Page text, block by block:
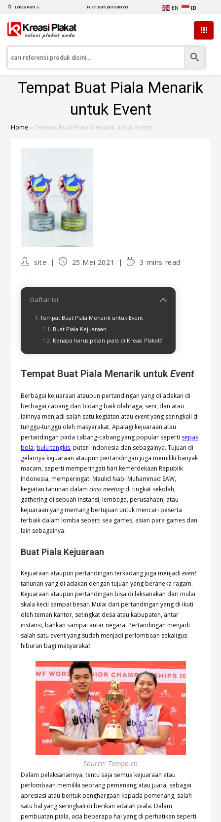
Lokasi Kami ↘ Pusat BantuanTestimoni EN ID
Tempat Buat Piala Menarik
untuk Event
Home »Tempat Buat Piala Menarik untuk Event
site 25 Mei 2021 3 mins read
Daftar Isi
Tempat Buat Piala Menarik untuk Event
Buat Piala Kejuaraan
Kenapa harus pesan piala di Kreasi Plakat?
Tempat Buat Piala Menarik untukEvent
Berbagai kejuaraan ataupun pertandingan yang di adakan di
berbagai cabang dan bidang baik olahraga, seni, dan atau
lainnya menjadi salah satu kegiatan ataueventyang seringkali di
tunggu-tunggu oleh masyarakat. Apalagi kejuaraan atau
pertandingan pada cabang-cabang yang popular seperti sepak
bola,bulu tangkis, puteri Indonesia dan sebagainya. Tujuan di
gelarnya kejuaraan ataupun pertandingan juga memiliki banyak
macam, seperti memperingati hari kemerdekaan Republik
Indonesia, memperingati Maulid Nabi Muhammad SAW,
kegiatan tahunan dalamclass meetingdi tingkat sekolah,
gathering di sebuah instansi, lembaga, perusahaan, atau
kejuaraan yang memang bertujuan untuk mencari peserta
terbaik dalam lomba seperti sea games, asian para games dan
lain sebagainya.
Buat Piala Kejuaraan
Kejuaraan ataupun pertandingan terkadang juga menjadievent
tahunan yang di adakan dengan tujuan yang beraneka ragam.
Kejuaraan ataupun pertandingan bisa di laksanakan dari mulai
skala kecil sampai besar. Mulai dari pertandingan yang di ikuti
oleh teman kantor, setingkat desa atau kabupaten, antar
instansi, bahkan sampai antar negara. Pertandingan menjadi
salah satu event yang sudah menjadi perlombaan sekaligus
hiburan bagi masyarakat.
Source: Tempo.co
Dalam pelaksanannya, tentu saja semua kejuaraan atau
perlombaan memiliki seorang pemenang atau juara, sebagai
apresiasi atau bentuk penghargaan kepada pemenang, salah
satu hal yang seringkali di berikan adalah piala. Dalam
pembuatan piala, ada beberapa hal yang di perhatikan seperti